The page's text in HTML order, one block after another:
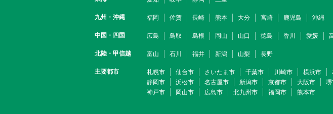
九州・沖縄 福岡 佐賀 長崎 熊本 大分 宮崎 鹿児島 沖縄
中国・四国 広島 鳥取 島根 岡山 山口 徳島 香川 愛媛
北陸・甲信越 富山 石川 福井 新潟 山梨 長野
主要都市 札幌市 仙台市 さいたま市 千葉市 川崎市 横浜市
静岡市
浜松市 名古屋市 新潟市 京都市 大阪市
神戸市
岡山市 広島市 北九州市 福岡市 熊本市